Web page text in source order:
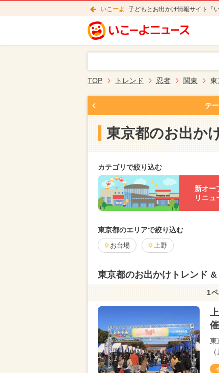
いこーよ 子どもとお出かけ情報サイト「
TOP トレンド 忍者 関東 東
テ
東京都のお出か
カテゴリで絞り込む
新オー
リニュ
東京都のエリアで絞り込む
お台場 上野
東京都のお出かけトレンド
1
東